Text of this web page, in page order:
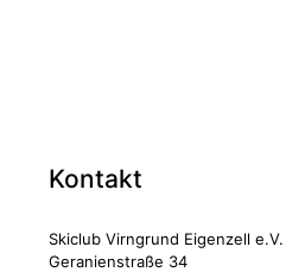
Kontakt
Skiclub Virngrund Eigenzell e.V.
Geranienstraße 34